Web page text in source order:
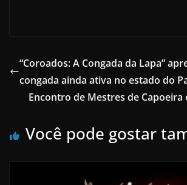
“Coroados: A Congada da Lapa”
congada ainda ativa no estado do
Encontro de Mestres de Capoeira
Você pode gostar